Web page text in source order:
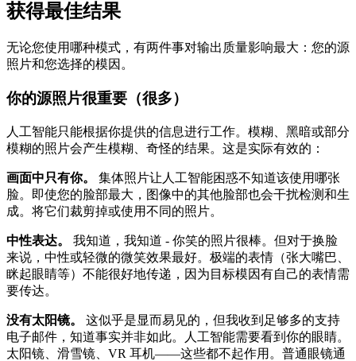
获得最佳结果
无论您使用哪种模式，有两件事对输出质量影响最大：您的源
照片和您选择的模因。
你的源照片很重要（很多）
人工智能只能根据你提供的信息进行工作。模糊、黑暗或部分
模糊的照片会产生模糊、奇怪的结果。这是实际有效的：
画面中只有你。
集体照片让人工智能困惑不知道该使用哪张
脸。即使您的脸部最大，图像中的其他脸部也会干扰检测和生
成。将它们裁剪掉或使用不同的照片。
中性表达。
我知道，我知道 - 你笑的照片很棒。但对于换脸
来说，中性或轻微的微笑效果最好。极端的表情（张大嘴巴、
眯起眼睛等）不能很好地传递，因为目标模因有自己的表情需
要传达。
没有太阳镜。
这似乎是显而易见的，但我收到足够多的支持
电子邮件，知道事实并非如此。人工智能需要看到你的眼睛。
太阳镜、滑雪镜、VR 耳机——这些都不起作用。普通眼镜通